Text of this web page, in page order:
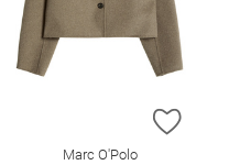
HINZUFÜGEN
ZUR
Marc O'Polo